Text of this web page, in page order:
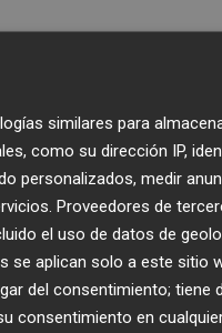
similares para
como su dirección IP,
personalizados, medir
Proveedores de
el uso de datos de
se aplican solo a este sitio
del consentimiento; tiene
consentimiento en